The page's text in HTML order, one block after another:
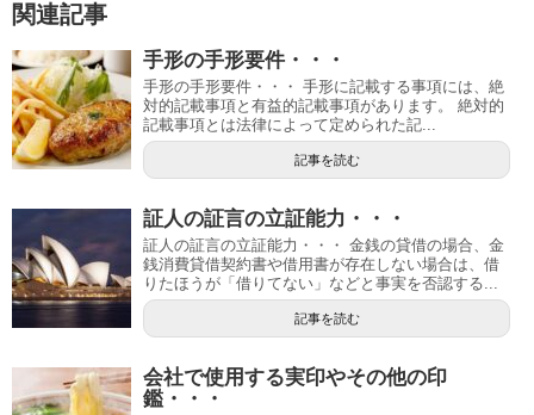
関連記事
手形の手形要件・・・
手形の手形要件・・・ 手形に記載する事項には、絶
対的記載事項と有益的記載事項があります。 絶対的
記載事項とは法律によって定められた記...
記事を読む
証人の証言の立証能力・・・
証人の証言の立証能力・・・ 金銭の貸借の場合、金
銭消費貸借契約書や借用書が存在しない場合は、借
りたほうが「借りてない」などと事実を否認する...
記事を読む
会社で使用する実印やその他の印
鑑・・・